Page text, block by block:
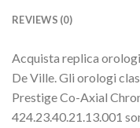
REVIEWS (0)
Acquista replica
De Ville. Gli orologi
Prestige Co-Axial
424.23.40.21.13.001